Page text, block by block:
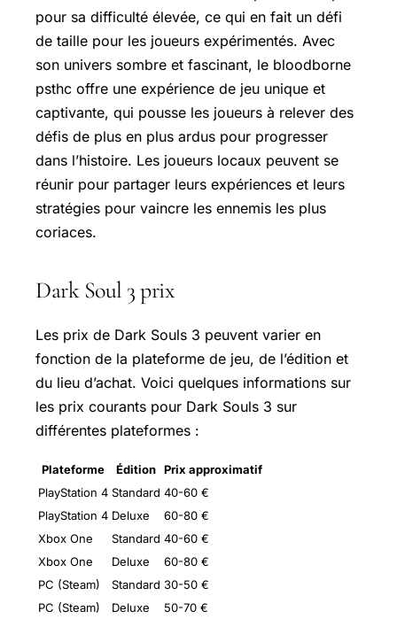
pour sa difficulté élevée, ce qui en fait un défi
de taille pour les joueurs expérimentés. Avec
son univers sombre et fascinant, le bloodborne
psthc offre une expérience de jeu unique et
captivante, qui pousse les joueurs à relever des
défis de plus en plus ardus pour progresser
dans l’histoire. Les joueurs locaux peuvent se
réunir pour partager leurs expériences et leurs
stratégies pour vaincre les ennemis les plus
coriaces.
Dark Soul 3 prix
Les prix de Dark Souls 3 peuvent varier en
fonction de la plateforme de jeu, de l’édition et
du lieu d’achat. Voici quelques informations sur
les prix courants pour Dark Souls 3 sur
différentes plateformes :
Plateforme Édition Prix approximatif
PlayStation 4 Standard 40-60 €
PlayStation 4 Deluxe
60-80 €
Xbox One
Standard 40-60 €
Xbox One
Deluxe
60-80 €
PC (Steam)
Standard 30-50 €
PC (Steam)
Deluxe 50-70 €